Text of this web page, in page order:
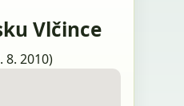
Vlčince
8. 2010)